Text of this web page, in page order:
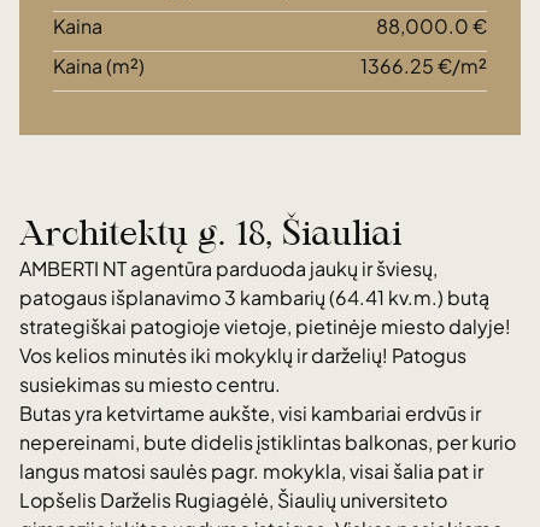
Kaina
88,000.0 €
Kaina (m²)
1366.25 €/m²
Architektų g. 18, Šiauliai
AMBERTI NT agentūra parduoda jaukų ir šviesų,
patogaus išplanavimo 3 kambarių (64.41 kv.m.) butą
strategiškai patogioje vietoje, pietinėje miesto dalyje!
Vos kelios minutės iki mokyklų ir darželių! Patogus
susiekimas su miesto centru.
Butas yra ketvirtame aukšte, visi kambariai erdvūs ir
nepereinami, bute didelis įstiklintas balkonas, per kurio
langus matosi saulės pagr. mokykla, visai šalia pat ir
Lopšelis Darželis Rugiagėlė, Šiaulių universiteto